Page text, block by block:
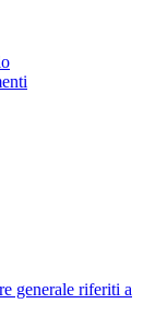
generale riferiti a